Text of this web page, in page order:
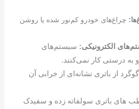
چراغ‌های خودرو کم‌نور شده یا روشن
الکترونیکی: سیستم‌های
به درستی کار نمی‌کنند.
از باتری نشانه‌ای از خرابی آن
های باتری سولفاته زده و سفیدک